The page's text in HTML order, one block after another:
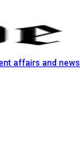
affairs and news